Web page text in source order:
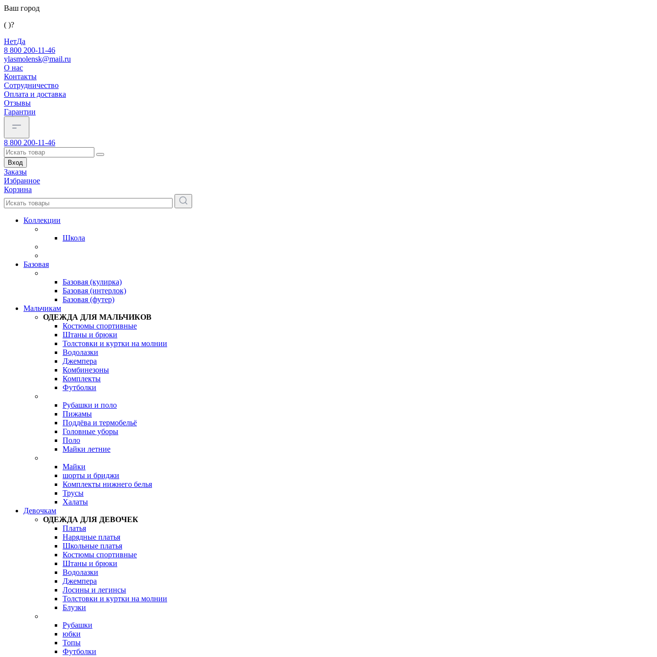
Ваш город
( )?
НетДа
8 800 200-11-46
ylasmolensk@mail.ru
О нас
Контакты
Сотрудничество
Оплата и доставка
Отзывы
Гарантии
8 800 200-11-46
Вход
Заказы
Избранное
Корзина
Коллекции
Школа
Базовая
Базовая (кулирка)
Базовая (интерлок)
Базовая (футер)
Мальчикам
ОДЕЖДА ДЛЯ МАЛЬЧИКОВ
Костюмы спортивные
Штаны и брюки
Толстовки и куртки на молнии
Водолазки
Джемпера
Комбинезоны
Комплекты
Футболки
Рубашки и поло
Пижамы
Поддёва и термобельё
Головные уборы
Поло
Майки летние
Майки
шорты и бриджи
Комплекты нижнего белья
Трусы
Халаты
Девочкам
ОДЕЖДА ДЛЯ ДЕВОЧЕК
Платья
Нарядные платья
Школьные платья
Костюмы спортивные
Штаны и брюки
Водолазки
Джемпера
Лосины и легинсы
Толстовки и куртки на молнии
Блузки
Рубашки
юбки
Топы
Футболки